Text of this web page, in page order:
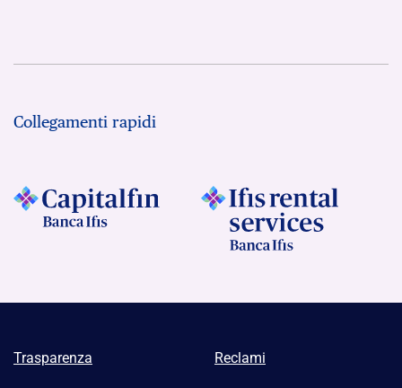
Collegamenti rapidi
Trasparenza Reclami